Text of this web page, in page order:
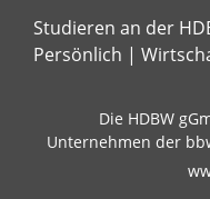
Studieren an der
Persönlich |
Die HDBW
Unternehmen der